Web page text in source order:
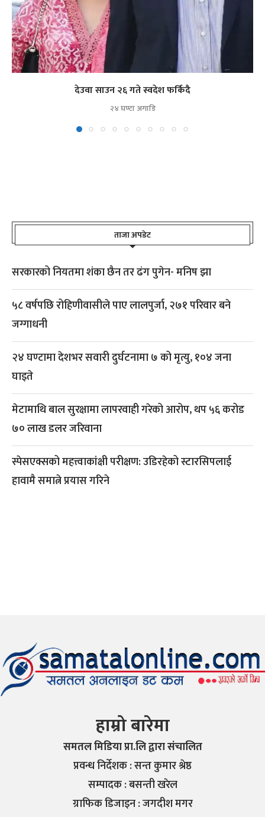
देउवा साउन २६ गते स्वदेश फर्किदै
२४ घण्टा अगाडि
ताजा अपडेट
सरकारको नियतमा शंका छैन तर ढंग पुगेन- मनिष झा
५८ वर्षपछि रोहिणीवासीले पाए लालपुर्जा, २७१ परिवार बने
जग्गाधनी
२४ घण्टामा देशभर सवारी दुर्घटनामा ७ को मृत्यु, १०४ जना
घाइते
मेटामाथि बाल सुरक्षामा लापरवाही गरेको आरोप, थप ५६ करोड
७० लाख डलर जरिवाना
स्पेसएक्सको महत्त्वाकांक्षी परीक्षण: उडिरहेको स्टारसिपलाई
हावामै समात्ने प्रयास गरिने
हाम्रो बारेमा
समतल मिडिया प्रा.लि द्वारा संचालित
प्रवन्ध निर्देशक : सन्त कुमार श्रेष्ठ
सम्पादक : बसन्ती खरेल
ग्राफिक डिजाइन : जगदीश मगर